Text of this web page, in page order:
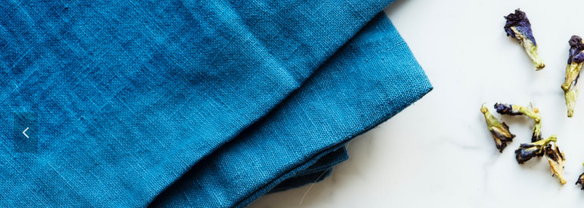
彩虹飞毛巾 让每一天始于温柔
Let every day begin with gentleness
넳